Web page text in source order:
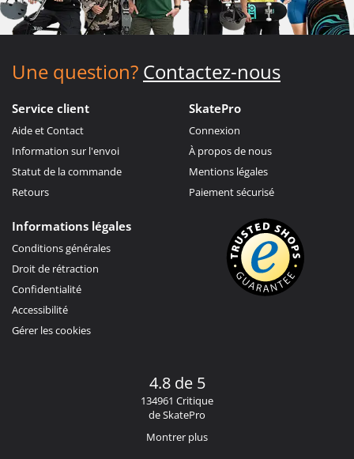
Une question? Contactez-nous
Service client
Aide et Contact
Information sur l'envoi
Statut de la commande
Retours
SkatePro
Connexion
À propos de nous
Mentions légales
Paiement sécurisé
Informations légales
Conditions générales
Droit de rétraction
Confidentialité
Accessibilité
Gérer les cookies
4.8 de 5
134961 Critique
de SkatePro
Montrer plus